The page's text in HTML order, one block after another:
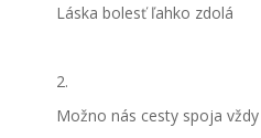
Láska bolesť ľahko zdolá
2.
Možno nás cesty spoja